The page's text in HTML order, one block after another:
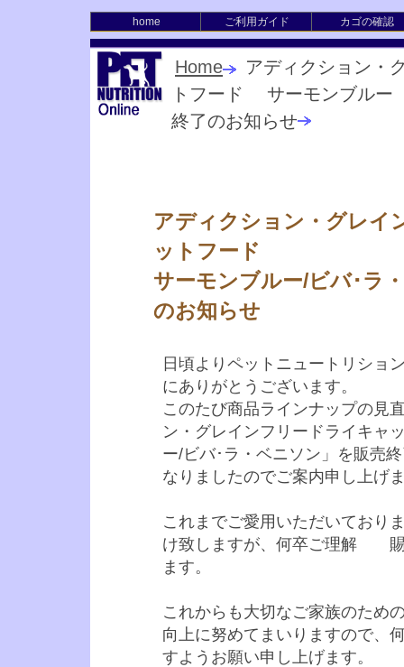
home ご利用ガイド カゴの確認
Home
アディクション・
トフード サーモンブル
終了のお知らせ
アディクション・グレイ
ットフード
サーモンブルー/ビバ･ラ
のお知らせ
日頃よりペットニュートリショ
にありがとうございます。
このたび商品ラインナップの見
ン・グレインフリードライキ
ー/ビバ･ラ・ベニソン」を販売
なりましたのでご案内申し上げ
これまでご愛用いただいており
け致しますが、何卒ご理解 賜
ます。
これからも大切なご家族のため
向上に努めてまいりますので、
すようお願い申し上げます。